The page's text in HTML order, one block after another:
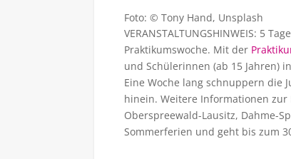
Foto: © Tony Hand, Unsplash
VERANSTALTUNGSHINWEIS: 5
Praktikumswoche. Mit der
und Schülerinnen (ab 15 Jahren)
Eine Woche lang schnuppern die
hinein. Weitere Informationen zur
Oberspreewald-Lausitz, Dahme-
Sommerferien und geht bis zum